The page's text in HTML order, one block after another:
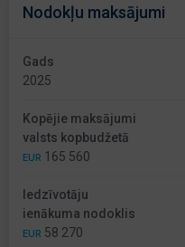
Nodokļu maksājumi
Gads
2025
Kopējie maksājumi
valsts kopbudžetā
EUR 165 560
Iedzīvotāju
ienākuma nodoklis
EUR 58 270